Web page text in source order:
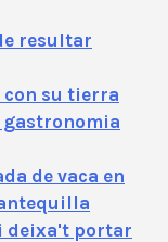
resultar
con su tierra
gastronomia
de vaca en
deixa't portar